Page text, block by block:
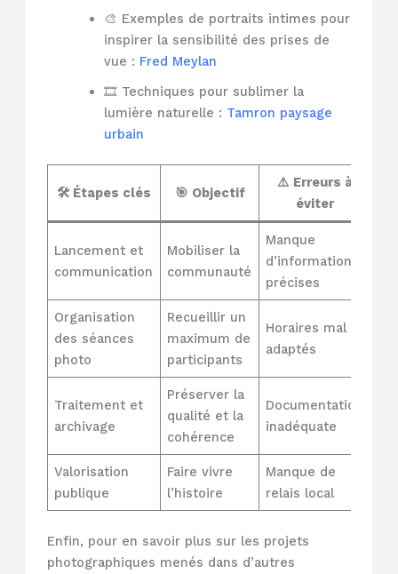
🎨 Exemples de portraits intimes pour
inspirer la sensibilité des prises de
vue : Fred Meylan
🎞️ Techniques pour sublimer la
lumière naturelle : Tamron paysage
urbain
🛠 Étapes clés 🎯 Objectif
⚠️ Erreurs à
éviter
Lancement et
communication
Mobiliser la
communauté
Manque
d’informations
précises
Organisation
des séances
photo
Recueillir un
maximum de
participants
Horaires mal
adaptés
Traitement et
archivage
Préserver la
qualité et la
cohérence
Documentation
inadéquate
Valorisation
publique
Faire vivre
l’histoire
Manque de
relais local
Enfin, pour en savoir plus sur les projets
photographiques menés dans d’autres